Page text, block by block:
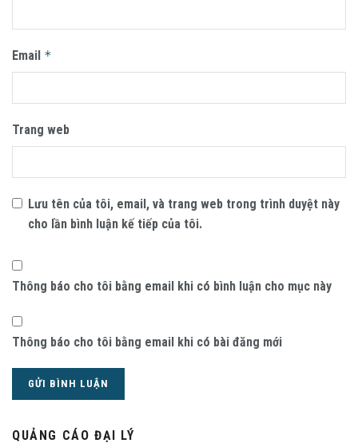
Email *
Trang web
Lưu tên của tôi, email, và trang web trong trình duyệt này
cho lần bình luận kế tiếp của tôi.
Thông báo cho tôi bằng email khi có bình luận cho mục này
Thông báo cho tôi bằng email khi có bài đăng mới
QUẢNG CÁO ĐẠI LÝ